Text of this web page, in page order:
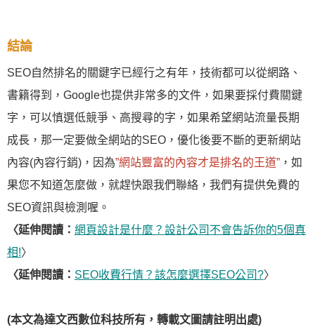
結論
SEO自然排名的關鍵字已經行之有年，技術都可以從網路、
書籍得到，Google也提供非常多的文件，如果要採付費關鍵
字，可以慎選低競爭、高搜尋的字，如果希望網站流量長期
成長，那一定要做全網站的SEO，優化後要不斷的更新網站
內容(內容行銷)，因為”網站豐富的內容才是排名的王道” ，如
果您不知道怎麼做，就趕快跟我們聯絡，我們有提供免費的
SEO資訊與檢測喔。
〈延伸閱讀： 網頁設計是什麼？設計公司不會告訴你的5個真
相!〉
〈延伸閱讀： SEO收費行情？該怎麼選擇SEO公司?〉
(本文為達文西數位科技所有，轉載文圖請註明出處)